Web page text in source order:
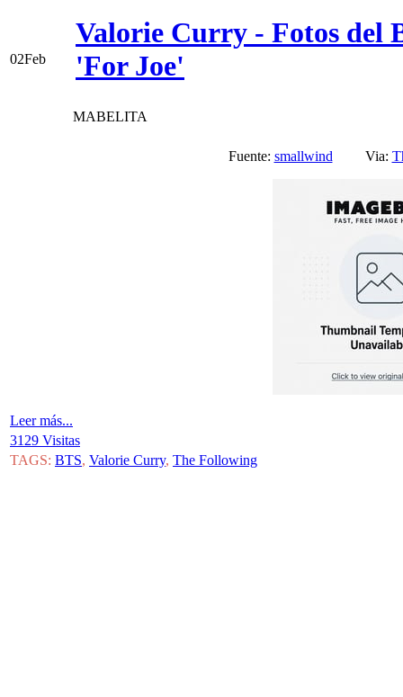
02Feb
Valorie Curry - Fotos del
'For Joe'
MABELITA
Fuente: smallwind Via:
Leer más...
3129 Visitas
TAGS: BTS, Valorie Curry, The Following